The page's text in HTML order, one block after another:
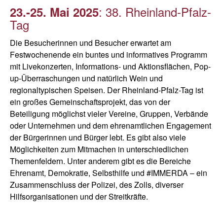
23.-25. Mai 2025: 38. Rheinland-Pfalz-
Tag
Die Besucherinnen und Besucher erwartet am
Festwochenende ein buntes und informatives Programm
mit Livekonzerten, Informations- und Aktionsflächen, Pop-
up-Überraschungen und natürlich Wein und
regionaltypischen Speisen. Der Rheinland-Pfalz-Tag ist
ein großes Gemeinschaftsprojekt, das von der
Beteiligung möglichst vieler Vereine, Gruppen, Verbände
oder Unternehmen und dem ehrenamtlichen Engagement
der Bürgerinnen und Bürger lebt. Es gibt also viele
Möglichkeiten zum Mitmachen in unterschiedlichen
Themenfeldern. Unter anderem gibt es die Bereiche
Ehrenamt, Demokratie, Selbsthilfe und #IMMERDA – ein
Zusammenschluss der Polizei, des Zolls, diverser
Hilfsorganisationen und der Streitkräfte.